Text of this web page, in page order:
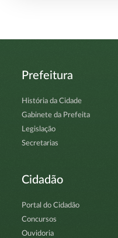
Prefeitura
História da Cidade
Gabinete da Prefeita
Legislação
Secretarias
Cidadão
Portal do Cidadão
Concursos
Ouvidoria